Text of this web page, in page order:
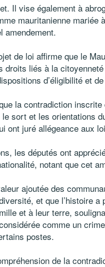
Il vise également à
mauritanienne
amendement.
de loi affirme que le
droits liés à la
d’éligibilité et
la contradiction
sort et les orientations
ont juré allégeance aux
les députés ont
notant que cet
ajoutée des
et que l’histoire
et à leur terre,
comme un
postes.
de la